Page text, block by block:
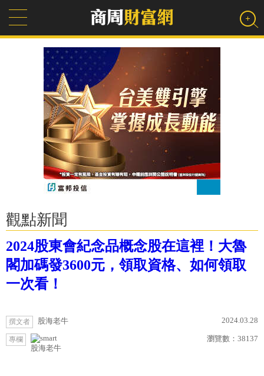
觀點新聞
2024股東會紀念品概念股在這裡！大魯
閣加碼發3600元，領取資格、如何領取
一次看！
撰文者 股海老牛 2024.03.28
專欄
股海老牛
瀏覽數： 38137